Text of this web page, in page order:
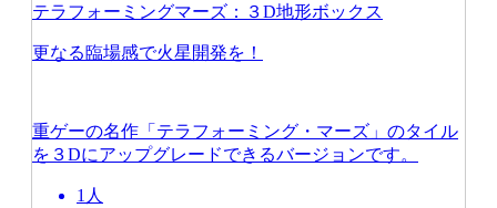
テラフォーミングマーズ：３D地形ボックス
更なる臨場感で火星開発を！
重ゲーの名作「テラフォーミング・マーズ」のタイル
を３Dにアップグレードできるバージョンです。
1人